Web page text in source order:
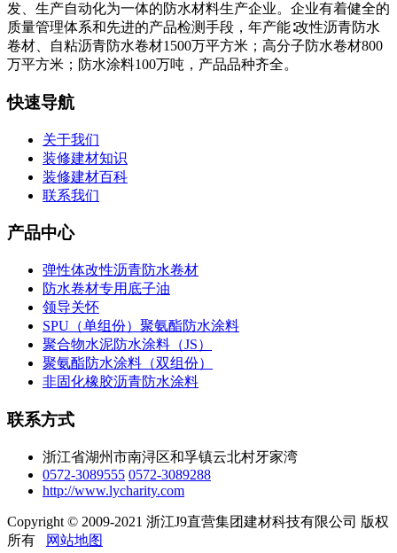
发、生产自动化为一体的防水材料生产企业。企业有着健全的
质量管理体系和先进的产品检测手段，年产能∶改性沥青防水
卷材、自粘沥青防水卷材1500万平方米；高分子防水卷材800
万平方米；防水涂料100万吨，产品品种齐全。
快速导航
关于我们
装修建材知识
装修建材百科
联系我们
产品中心
弹性体改性沥青防水卷材
防水卷材专用底子油
领导关怀
SPU（单组份）聚氨酯防水涂料
聚合物水泥防水涂料（JS）
聚氨酯防水涂料（双组份）
非固化橡胶沥青防水涂料
联系方式
浙江省湖州市南浔区和孚镇云北村牙家湾
0572-3089555 0572-3089288
http://www.lycharity.com
Copyright © 2009-2021 浙江J9直营集团建材科技有限公司 版权
所有
网站地图